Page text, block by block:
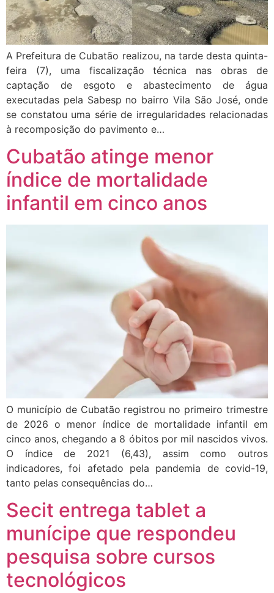
A Prefeitura de Cubatão realizou, na tarde desta quinta-
feira (7), uma fiscalização técnica nas obras de
captação de esgoto e abastecimento de água
executadas pela Sabesp no bairro Vila São José, onde
se constatou uma série de irregularidades relacionadas
à recomposição do pavimento e…
Cubatão atinge menor
índice de mortalidade
infantil em cinco anos
O município de Cubatão registrou no primeiro trimestre
de 2026 o menor índice de mortalidade infantil em
cinco anos, chegando a 8 óbitos por mil nascidos vivos.
O índice de 2021 (6,43), assim como outros
indicadores, foi afetado pela pandemia de covid-19,
tanto pelas consequências do…
Secit entrega tablet a
munícipe que respondeu
pesquisa sobre cursos
tecnológicos